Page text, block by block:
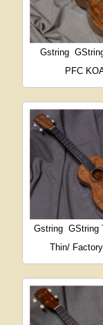
Gstring
PFC
Gstring GString
Thin/